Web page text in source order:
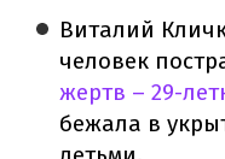
Виталий
человек
жертв – 29-
бежала в